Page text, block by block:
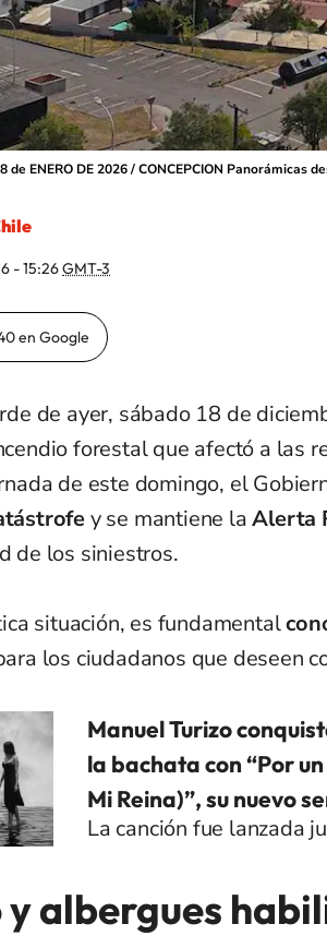
de ENERO DE 2026 / CONCEPCION Panorámicas
- 15:26GMT-3
en Google
de ayer, sábado 18 de
forestal que afectó a las
de este domingo, el
y se mantiene laAlerta
de los siniestros.
situación, es fundamental
los ciudadanos que deseen
Manuel Turizo
la bachata con “Por
Mi Reina)”, su nuevo
La canción fue lanzada
albergues